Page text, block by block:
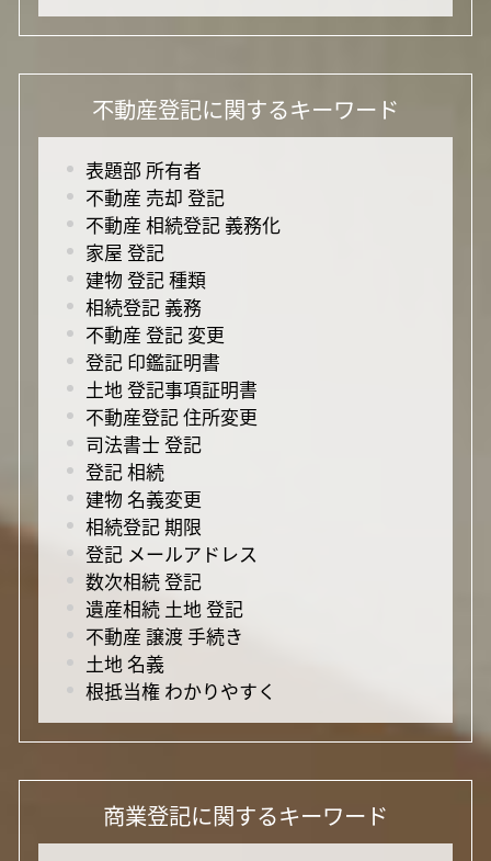
不動産登記に関するキーワード
表題部 所有者
不動産 売却 登記
不動産 相続登記 義務化
家屋 登記
建物 登記 種類
相続登記 義務
不動産 登記 変更
登記 印鑑証明書
土地 登記事項証明書
不動産登記 住所変更
司法書士 登記
登記 相続
建物 名義変更
相続登記 期限
登記 メールアドレス
数次相続 登記
遺産相続 土地 登記
不動産 譲渡 手続き
土地 名義
根抵当権 わかりやすく
商業登記に関するキーワード